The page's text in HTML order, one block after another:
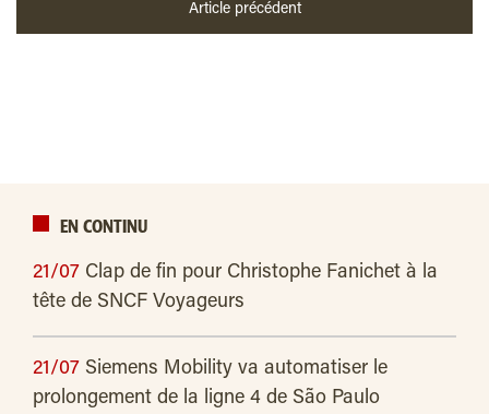
Article précédent
EN CONTINU
21/07 Clap de fin pour Christophe Fanichet à la
tête de SNCF Voyageurs
21/07 Siemens Mobility va automatiser le
prolongement de la ligne 4 de São Paulo